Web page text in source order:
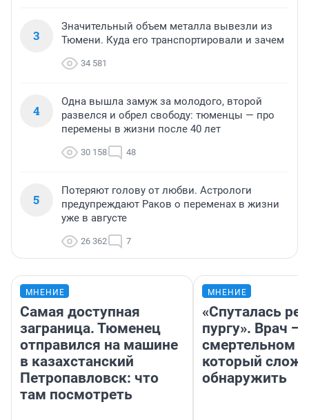
3
Значительный объем металла вывезли из
Тюмени. Куда его транспортировали и зачем
34 581
4
Одна вышла замуж за молодого, второй
развелся и обрел свободу: тюменцы — про
перемены в жизни после 40 лет
30 158 48
5
Потеряют голову от любви. Астрологи
предупреждают Раков о переменах в жизни
уже в августе
26 362 7
МНЕНИЕ
Самая доступная
заграница. Тюменец
отправился на машине
в казахстанский
Петропавловск: что
там посмотреть
МНЕНИЕ
«Спуталась
пургу». Врач —
смертельном
который
обнаружить